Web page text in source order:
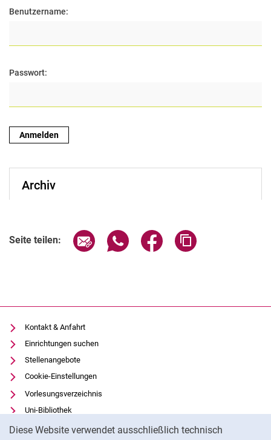
Diese Website verwendet ausschließlich technisch
Benutzername:
Passwort:
Archiv
Seite teilen: Seite über E-Mail teilen
Seite über WhatsApp teilen
Seite über Facebook
Kontakt & Anfahrt
Einrichtungen suchen
Stellenangebote
Cookie-Einstellungen
Vorlesungsverzeichnis
Uni-Bibliothek
Moodle